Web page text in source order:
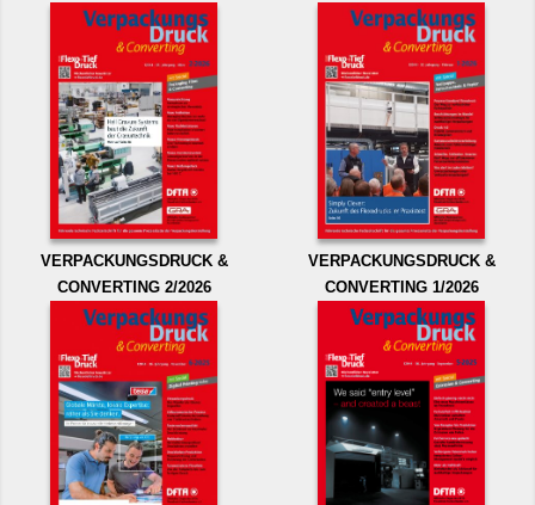
VERPACKUNGSDRUCK &
CONVERTING 2/2026
VERPACKUNGSDRUCK &
CONVERTING 1/2026